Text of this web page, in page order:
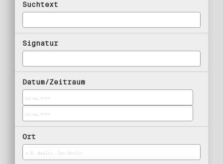
Suchtext
Signatur
Datum/Zeitraum
Ort